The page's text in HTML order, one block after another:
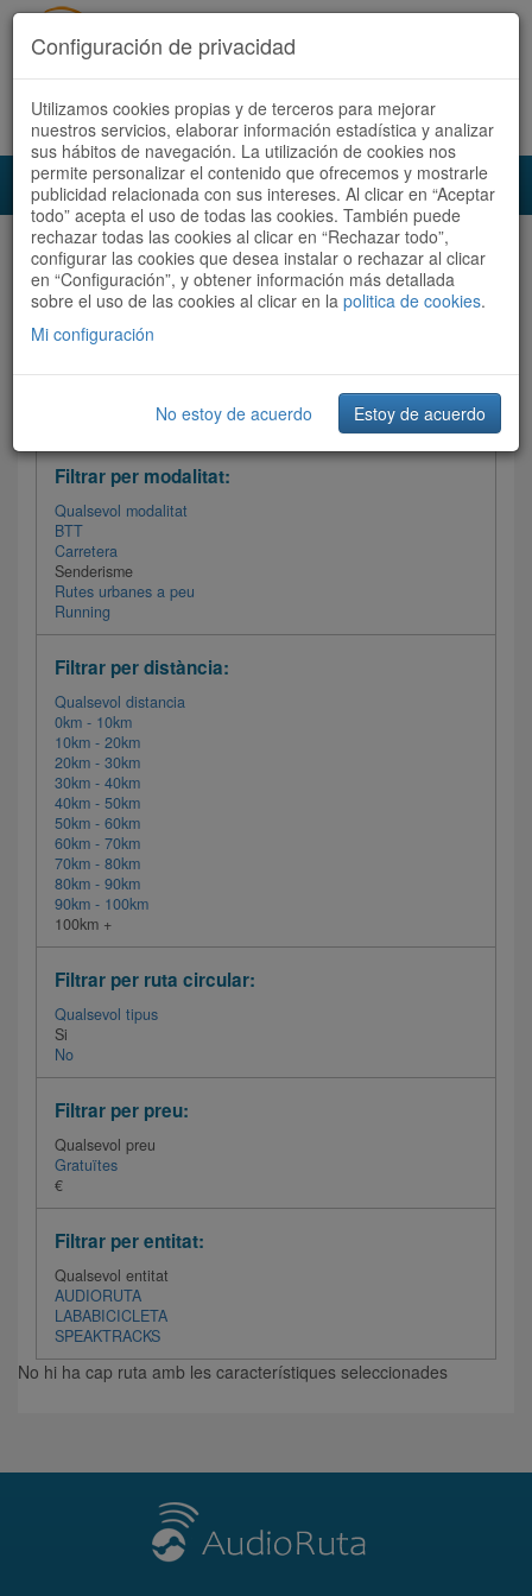
Accedeix Registra't ara Español Català
Audioruta Totes les rutes
Totes les rutes Ordenar per: Més recents / Dificultat
Filtrar les rutes
Filtrar per modalitat:
Qualsevol modalitat
BTT
Carretera
Senderisme
Rutes urbanes a peu
Running
Filtrar per distància:
Qualsevol distancia
0km - 10km
10km - 20km
20km - 30km
30km - 40km
40km - 50km
50km - 60km
60km - 70km
70km - 80km
80km - 90km
90km - 100km
100km +
Filtrar per ruta circular:
Qualsevol tipus
Si
No
Filtrar per preu:
Qualsevol preu
Gratuïtes
€
Filtrar per entitat:
Qualsevol entitat
AUDIORUTA
LABABICICLETA
SPEAKTRACKS
No hi ha cap ruta amb les característiques seleccionades
Configuración de privacidad
Utilizamos cookies propias y de terceros para mejorar
nuestros servicios, elaborar información estadística y analizar
sus hábitos de navegación. La utilización de cookies nos
permite personalizar el contenido que ofrecemos y mostrarle
publicidad relacionada con sus intereses. Al clicar en “Aceptar
todo” acepta el uso de todas las cookies. También puede
rechazar todas las cookies al clicar en “Rechazar todo”,
configurar las cookies que desea instalar o rechazar al clicar
en “Configuración”, y obtener información más detallada
sobre el uso de las cookies al clicar en la politica de cookies.
Mi configuración
No estoy de acuerdo Estoy de acuerdo